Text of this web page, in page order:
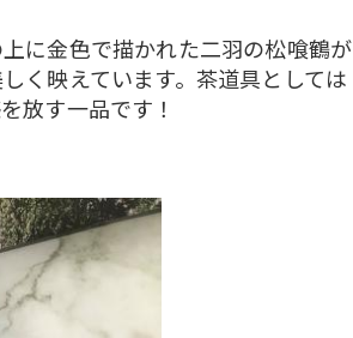
に金色で描かれた二羽の松喰鶴が
く映えています。茶道具としては
放す一品です！